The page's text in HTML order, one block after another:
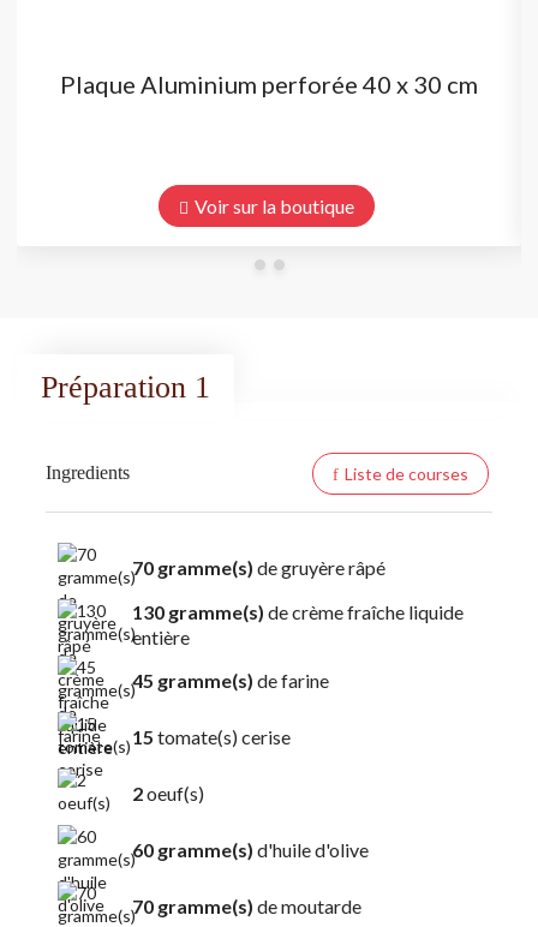
Plaque Aluminium perforée 40 x 30 cm
Voir sur la boutique
Préparation 1
Ingredients Liste de courses
70 gramme(s) de gruyère râpé
130 gramme(s) de crème fraîche liquide
entière
45 gramme(s) de farine
15 tomate(s) cerise
2oeuf(s)
60 gramme(s) d'huile d'olive
70 gramme(s) de moutarde